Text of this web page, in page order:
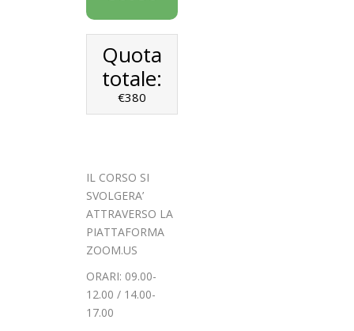
Quota
totale:
€380
IL CORSO SI
SVOLGERA’
ATTRAVERSO LA
PIATTAFORMA
ZOOM.US
ORARI: 09.00-
12.00 / 14.00-
17.00